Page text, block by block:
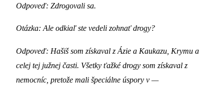
Odpoveď: Zdrogovali sa.
Otázka: Ale odkiaľ ste vedeli zohnať drogy?
Odpoveď: Hašiš som získaval z Ázie a Kaukazu, Krymu a
celej tej južnej časti. Všetky ťažké drogy som získaval z
nemocníc, pretože mali špeciálne úspory v —